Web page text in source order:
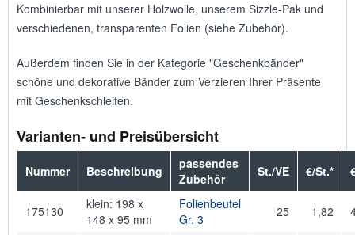
Kombinierbar mit unserer Holzwolle, unserem Sizzle-Pak und
verschiedenen, transparenten Folien (siehe Zubehör).
Außerdem finden Sie in der Kategorie "Geschenkbänder"
schöne und dekorative Bänder zum Verzieren Ihrer Präsente
mit Geschenkschleifen.
Varianten- und Preisübersicht
Nummer Beschreibung
passendes
Zubehör
St./VE €/St.*
175130
klein: 198 x
148 x 95 mm
Folienbeutel
Gr. 3
25 1,82